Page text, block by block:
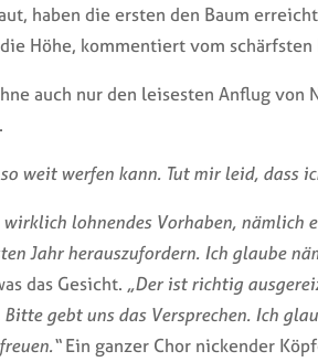
haben die ersten den Baum
Höhe, kommentiert vom
auch nur den leisesten Anflug von
weit werfen kann. Tut mir leid, dass
wirklich lohnendes Vorhaben,
Jahr herauszufordern. Ich glaube
das Gesicht. „Der ist richtig
gebt uns das Versprechen. Ich
Ein ganzer Chor nickender